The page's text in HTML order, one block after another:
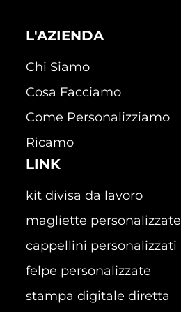
L'AZIENDA
Chi Siamo
Cosa Facciamo
Come Personalizziamo
Ricamo
LINK
kit divisa da lavoro
magliette personalizzate
cappellini personalizzati
felpe personalizzate
stampa digitale diretta